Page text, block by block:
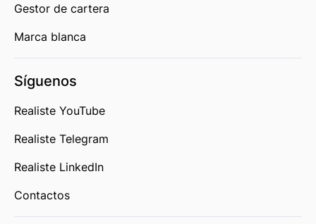
Gestor de cartera
Marca blanca
Síguenos
Realiste YouTube
Realiste Telegram
Realiste LinkedIn
Contactos